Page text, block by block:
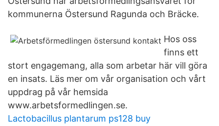
kommunerna Östersund Ragunda och Bräcke.
Hos oss
finns ett
stort engagemang, alla som arbetar här vill göra
en insats. Läs mer om vår organisation och vårt
uppdrag på vår hemsida
www.arbetsformedlingen.se.
Lactobacillus plantarum ps128 buy